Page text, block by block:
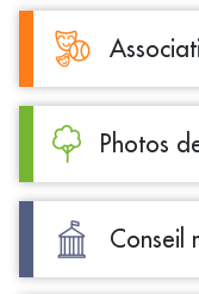
Photos
Conseil